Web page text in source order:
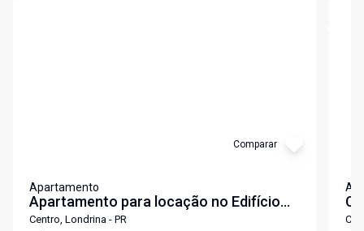
Comparar
Apartamento
Apartamento para locação no Edifício
Mundo Novo com 3 quartos no Centro
Centro, Londrina - PR